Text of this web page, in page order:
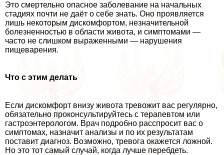
Это cмepтельно опасное заболевание на начальных
стадиях почти не даёт о себе знать. Оно проявляется
лишь некоторым дискомфортом, незначительной
болезненностью в области живота, и симптомами —
часто не слишком выраженными — нарушения
пищеварения.
Что с этим делать
Если дискомфорт внизу живота тревожит вас регулярно,
обязательно проконсультируйтесь с терапевтом или
гастроэнтерологом. Врач подробно расспросит вас о
симптомах, назначит анализы и по их результатам
поставит диагноз. Возможно, тревога окажется ложной.
Но это тот самый случай, когда лучше перебдеть.